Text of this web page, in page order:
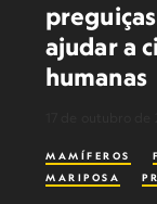
ajudar a
humanas
MAMÍFEROS
MARIPOSA